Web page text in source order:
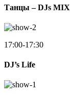
Танцы – DJs MIX
17:00-17:30
DJ’s Life